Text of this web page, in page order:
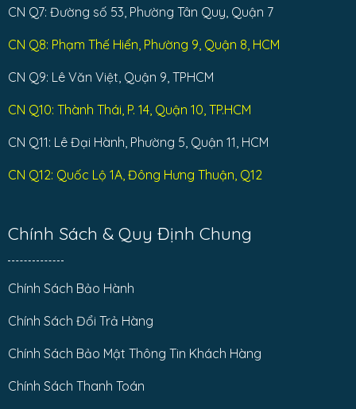
CN Q7: Đường số 53, Phường Tân Quy, Quận 7
CN Q8: Phạm Thế Hiển, Phường 9, Quận 8, HCM
CN Q9: Lê Văn Việt, Quận 9, TPHCM
CN Q10: Thành Thái, P. 14, Quận 10, TP.HCM
CN Q11: Lê Đại Hành, Phường 5, Quận 11, HCM
CN Q12: Quốc Lộ 1A, Đông Hưng Thuận, Q12
Chính Sách & Quy Định Chung
Chính Sách Bảo Hành
Chính Sách Đổi Trả Hàng
Chính Sách Bảo Mật Thông Tin Khách Hàng
Chính Sách Thanh Toán